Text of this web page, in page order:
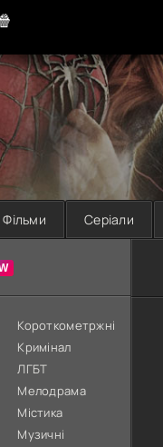
Фільми Серіали
Короткометржні
Кримінал
ЛГБТ
Мелодрама
Містика
Музичні